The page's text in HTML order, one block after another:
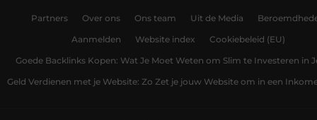
Partners Over ons Ons team Uit de Media
Aanmelden Website index Cookiebeleid (EU)
Goede Backlinks Kopen: Wat Je Moet Weten om Slim te Investeren in
Geld Verdienen met je Website: Zo Zet je jouw Website om in een